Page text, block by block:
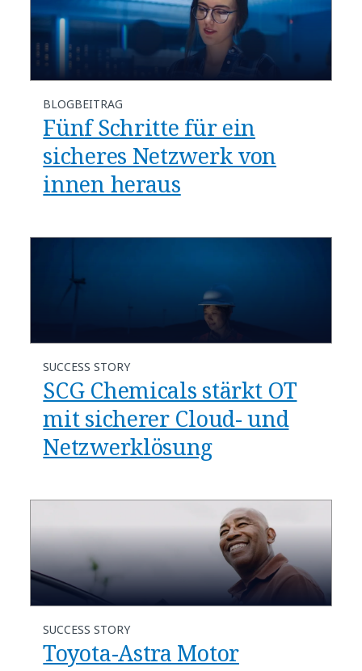
BLOGBEITRAG
​​Fünf Schritte für ein
sicheres Netzwerk von
innen heraus​
SUCCESS STORY
SCG Chemicals stärkt OT
mit sicherer Cloud- und
Netzwerklösung
SUCCESS STORY
Toyota-Astra Motor